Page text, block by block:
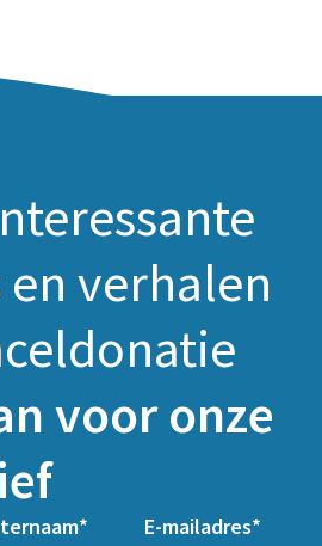
verhalen
voor onze
E-mailadres